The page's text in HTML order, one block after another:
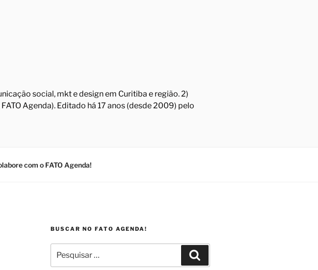
social, mkt e design em Curitiba e região. 2)
Agenda). Editado há 17 anos (desde 2009) pelo
com o FATO Agenda!
BUSCAR NO FATO AGENDA!
por: